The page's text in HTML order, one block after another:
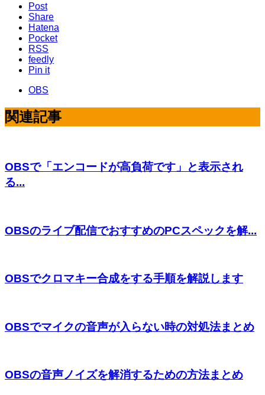
Post
Share
Hatena
Pocket
RSS
feedly
Pin it
OBS
関連記事
OBSで「エンコードが高負荷です」と表示され
る...
OBSのライブ配信でおすすめのPCスペックを解...
OBSでクロマキー合成をする手順を解説します
OBSでマイクの音声が入らない時の対処法まとめ
OBSの音声ノイズを解消するための方法まとめ